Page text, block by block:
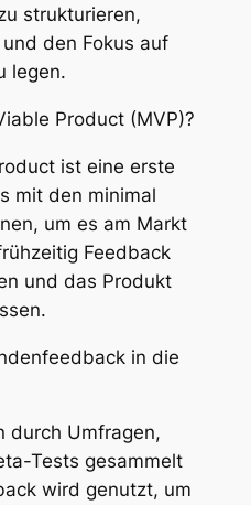
strukturieren,
den Fokus auf
legen.
Product (MVP)?
ist eine erste
mit den minimal
um es am Markt
Feedback
und das Produkt
in die
durch Umfragen,
Tests gesammelt
wird genutzt, um